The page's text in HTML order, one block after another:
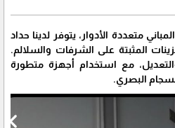
متعددة الأدوار، يتوفر لدينا حداد
المثبتة على الشرفات والسلالم.
مع استخدام أجهزة متطورة
البصري.